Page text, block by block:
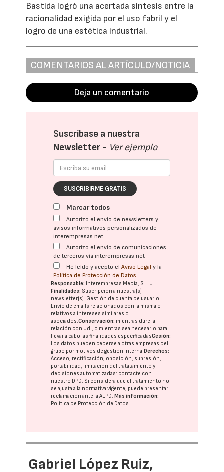
Bastida logró una acertada síntesis entre la
racionalidad exigida por el uso fabril y el
logro de una estética industrial.
COMENTARIOS AL ARTÍCULO/NOTICIA
Deja un comentario
Suscríbase a nuestra
Newsletter - Ver ejemplo
SUSCRIBIRME GRATIS
Marcar todos
Autorizo el envío de newsletters y
avisos informativos personalizados de
interempresas.net
Autorizo el envío de comunicaciones
de terceros vía interempresas.net
He leído y acepto elAviso Legal y la
Política de Protección de Datos
Responsable: Interempresas Media, S.L.U.
Finalidades: Suscripción a nuestra(s)
newsletter(s). Gestión de cuenta de usuario.
Envío de emails relacionados con la misma o
relativos a intereses similares o
asociados.Conservación: mientras dure la
relación con Ud., o mientras sea necesario para
llevar a cabo las finalidades especificadasCesión:
Los datos pueden cederse a otras empresas del
grupo por motivos de gestión interna. Derechos:
Acceso, rectificación, oposición, supresión,
portabilidad, limitación del tratatamiento y
decisiones automatizadas: contacte con
nuestro DPD. Si considera que el tratamiento no
se ajusta a la normativa vigente, puede presentar
reclamación ante laAEPD. Más información:
Política de Protección de Datos
Gabriel López Ruiz,